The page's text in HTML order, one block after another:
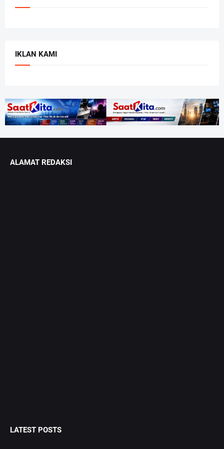
IKLAN KAMI
ALAMAT REDAKSI
LATEST POSTS